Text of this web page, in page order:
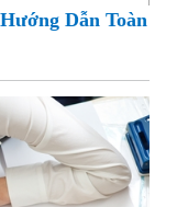
Dẫn Toàn